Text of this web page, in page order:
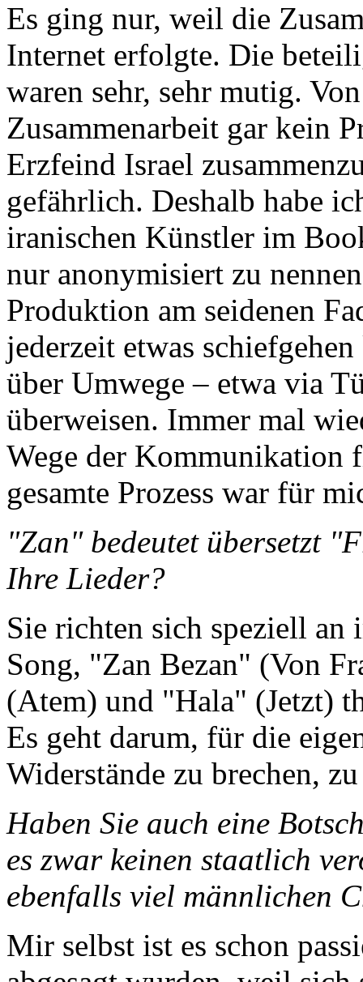
Es ging nur, weil die
Internet erfolgte. Die
waren sehr, sehr mutig.
Zusammenarbeit gar kein
Erzfeind Israel
gefährlich. Deshalb habe
iranischen Künstler im
nur anonymisiert zu
Produktion am seidenen
jederzeit etwas
über Umwege – etwa via
überweisen. Immer mal
Wege der Kommunikation
gesamte Prozess war für
"Zan" bedeutet übersetzt
Ihre Lieder?
Sie richten sich speziell an
Song, "Zan Bezan" (Von
(Atem) und "Hala" (Jetzt)
Es geht ­darum, für die
Widerstände zu ­brechen,
Haben Sie auch eine
es zwar keinen staatlich
ebenfalls viel männlichen
Mir selbst ist es schon